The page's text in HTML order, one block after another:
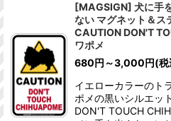
[MAGSIGN] 犬に手
ない マグネット＆ス
CAUTION DON'T
ワポメ
680円 ～3,000円(税
イエローカラーのト
ポメの黒いシルエッ
DON'T TOUCH